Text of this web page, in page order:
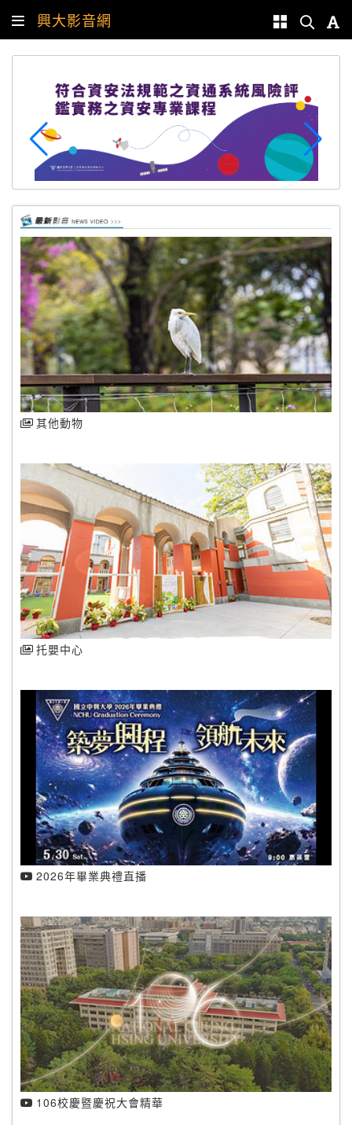
興大影音網
其他動物
托嬰中心
2026年畢業典禮直播
106校慶暨慶祝大會精華